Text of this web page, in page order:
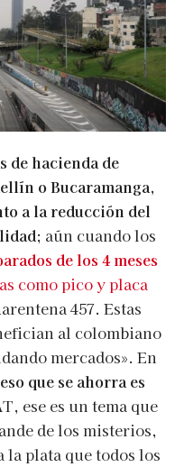
de hacienda de
o Bucaramanga,
a la reducción del
; aún cuando los
de los 4 meses
como pico y placa
457. Estas
al colombiano
mercados». En
que se ahorra es
ese es un tema que
de los misterios,
la plata que todos los